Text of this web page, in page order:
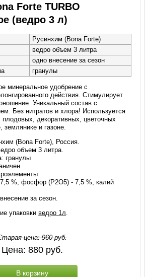
Forte TURBO
(ведро 3 л)
Русинхим (Bona Forte)
ведро объем 3 литра
одно внесение за сезон
гранулы
минеральное удобрение с
действия. Стимулирует
Уникальный состав с
Без нитратов и хлора! Используется
декоративных, цветочных
землянике и газоне.
(Bona Forte), Россия.
объем 3 литра.
гранулы
7,5 %, фосфор (P2O5) - 7,5 %, калий
за сезон.
упаковкиведро 1л
цена:960руб.
Цена: 880 руб.
В корзину